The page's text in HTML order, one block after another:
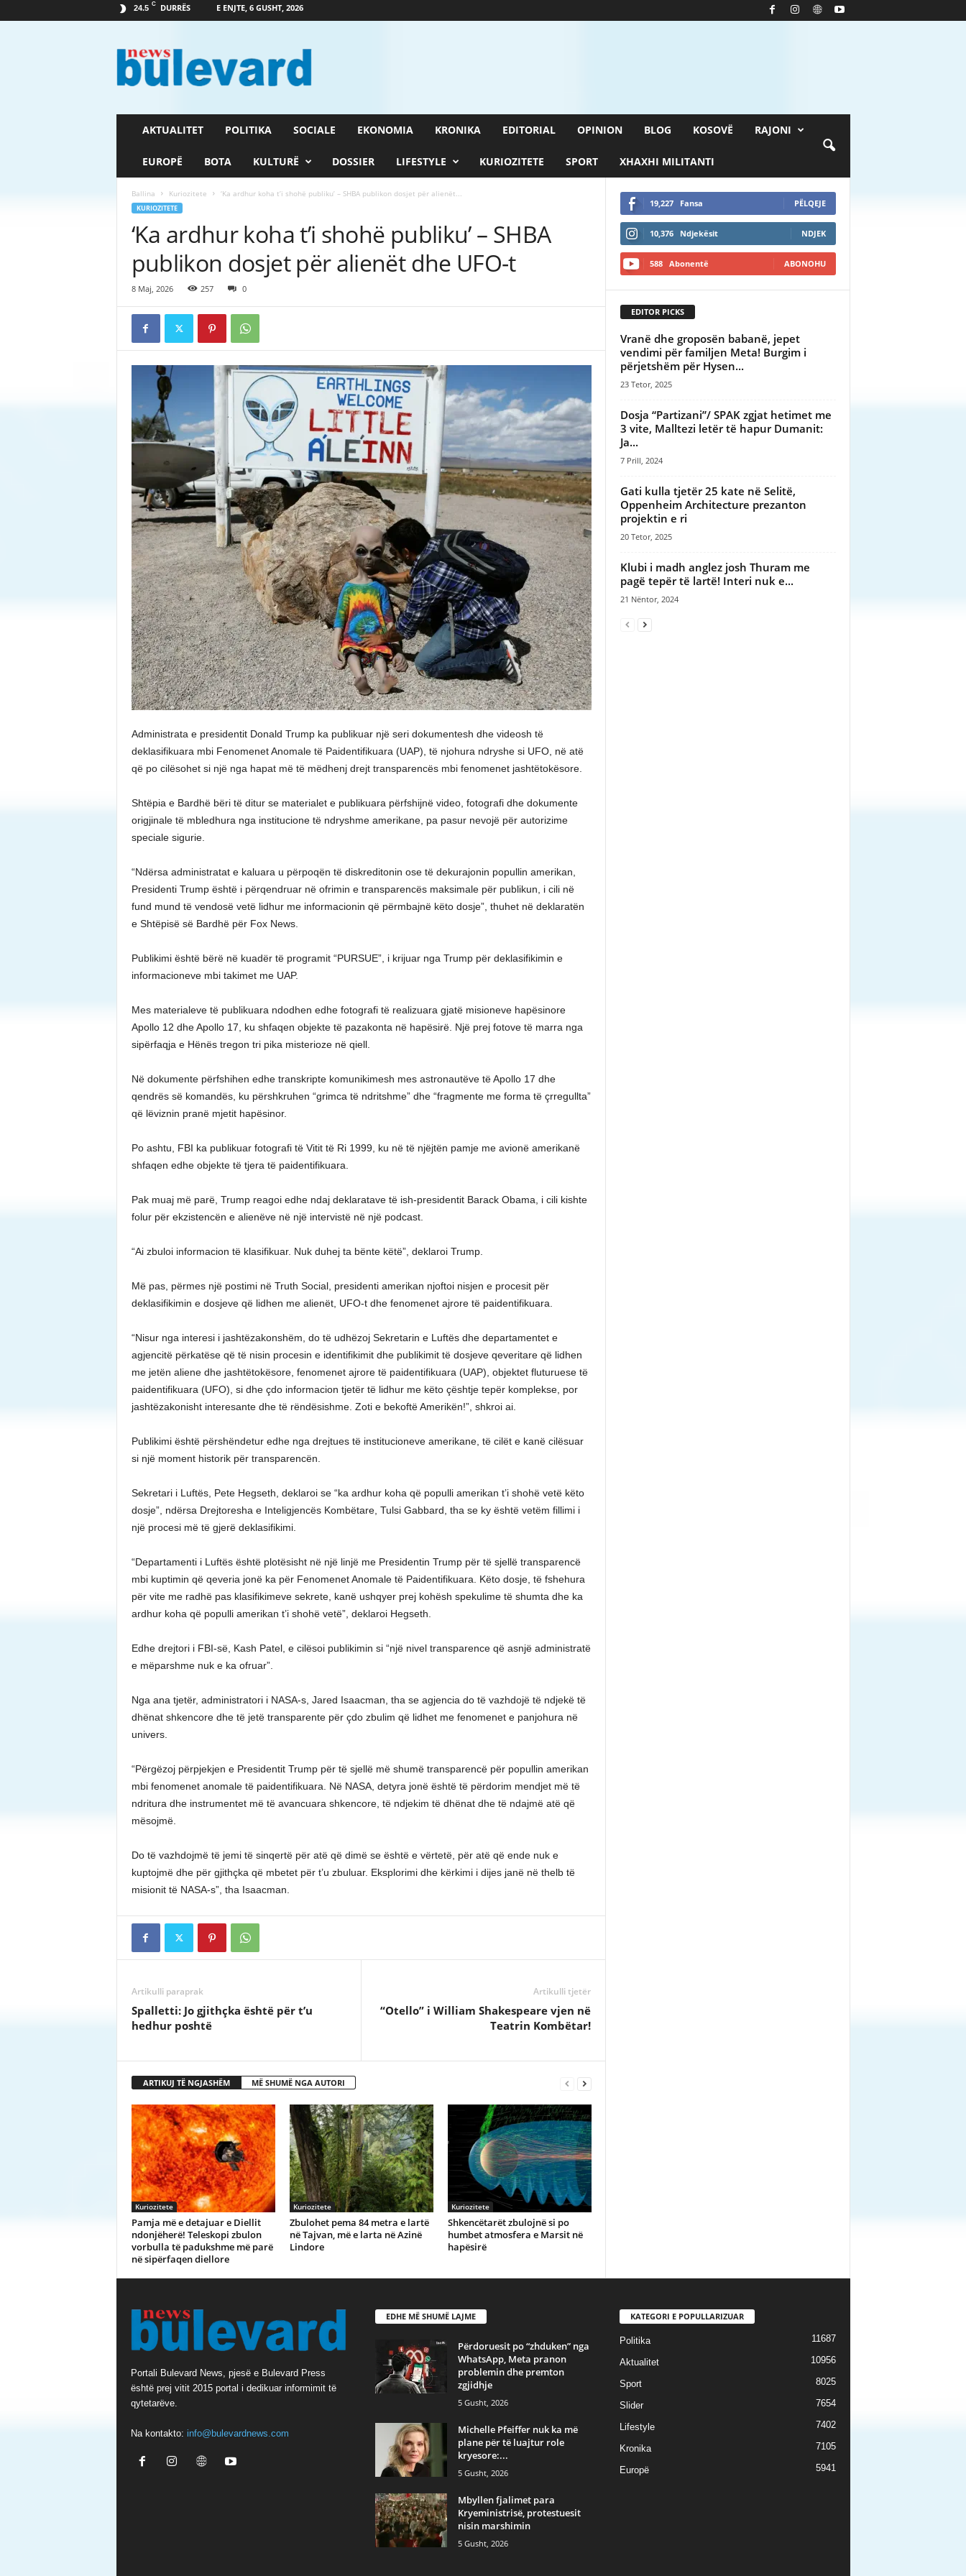
24.5 C DURRËS E ENJTE, 6 GUSHT, 2026
a
AKTUALITET POLITIKA SOCIALE EKONOMIA KRONIKA EDITORIAL OPINION BLOG KOSOVË RAJONI
EUROPË BOTA KULTURË DOSSIER LIFESTYLE KURIOZITETE SPORT XHAXHI MILITANTI
Ballina Kuriozitete ‘Ka ardhur koha t’i shohë publiku’ – SHBA publikon dosjet për alienët...
KURIOZITETE
‘Ka ardhur koha t’i shohë publiku’ – SHBA
publikon dosjet për alienët dhe UFO-t
8 Maj, 2026 257 0
Administrata e presidentit Donald Trump ka publikuar një seri dokumentesh dhe videosh të
deklasifikuara mbi Fenomenet Anomale të Paidentifikuara (UAP), të njohura ndryshe si UFO, në atë
që po cilësohet si një nga hapat më të mëdhenj drejt transparencës mbi fenomenet jashtëtokësore.
Shtëpia e Bardhë bëri të ditur se materialet e publikuara përfshijnë video, fotografi dhe dokumente
origjinale të mbledhura nga institucione të ndryshme amerikane, pa pasur nevojë për autorizime
speciale sigurie.
“Ndërsa administratat e kaluara u përpoqën të diskreditonin ose të dekurajonin popullin amerikan,
Presidenti Trump është i përqendruar në ofrimin e transparencës maksimale për publikun, i cili në
fund mund të vendosë vetë lidhur me informacionin që përmbajnë këto dosje”, thuhet në deklaratën
e Shtëpisë së Bardhë për Fox News.
Publikimi është bërë në kuadër të programit “PURSUE”, i krijuar nga Trump për deklasifikimin e
informacioneve mbi takimet me UAP.
Mes materialeve të publikuara ndodhen edhe fotografi të realizuara gjatë misioneve hapësinore
Apollo 12 dhe Apollo 17, ku shfaqen objekte të pazakonta në hapësirë. Një prej fotove të marra nga
sipërfaqja e Hënës tregon tri pika misterioze në qiell.
Në dokumente përfshihen edhe transkripte komunikimesh mes astronautëve të Apollo 17 dhe
qendrës së komandës, ku përshkruhen “grimca të ndritshme” dhe “fragmente me forma të çrregullta”
që lëviznin pranë mjetit hapësinor.
Po ashtu, FBI ka publikuar fotografi të Vitit të Ri 1999, ku në të njëjtën pamje me avionë amerikanë
shfaqen edhe objekte të tjera të paidentifikuara.
Pak muaj më parë, Trump reagoi edhe ndaj deklaratave të ish-presidentit Barack Obama, i cili kishte
folur për ekzistencën e alienëve në një intervistë në një podcast.
“Ai zbuloi informacion të klasifikuar. Nuk duhej ta bënte këtë”, deklaroi Trump.
Më pas, përmes një postimi në Truth Social, presidenti amerikan njoftoi nisjen e procesit për
deklasifikimin e dosjeve që lidhen me alienët, UFO-t dhe fenomenet ajrore të paidentifikuara.
“Nisur nga interesi i jashtëzakonshëm, do të udhëzoj Sekretarin e Luftës dhe departamentet e
agjencitë përkatëse që të nisin procesin e identifikimit dhe publikimit të dosjeve qeveritare që lidhen
me jetën aliene dhe jashtëtokësore, fenomenet ajrore të paidentifikuara (UAP), objektet fluturuese të
paidentifikuara (UFO), si dhe çdo informacion tjetër të lidhur me këto çështje tepër komplekse, por
jashtëzakonisht interesante dhe të rëndësishme. Zoti e bekoftë Amerikën!”, shkroi ai.
Publikimi është përshëndetur edhe nga drejtues të institucioneve amerikane, të cilët e kanë cilësuar
si një moment historik për transparencën.
Sekretari i Luftës, Pete Hegseth, deklaroi se “ka ardhur koha që populli amerikan t’i shohë vetë këto
dosje”, ndërsa Drejtoresha e Inteligjencës Kombëtare, Tulsi Gabbard, tha se ky është vetëm fillimi i
një procesi më të gjerë deklasifikimi.
“Departamenti i Luftës është plotësisht në një linjë me Presidentin Trump për të sjellë transparencë
mbi kuptimin që qeveria jonë ka për Fenomenet Anomale të Paidentifikuara. Këto dosje, të fshehura
për vite me radhë pas klasifikimeve sekrete, kanë ushqyer prej kohësh spekulime të shumta dhe ka
ardhur koha që populli amerikan t’i shohë vetë”, deklaroi Hegseth.
Edhe drejtori i FBI-së, Kash Patel, e cilësoi publikimin si “një nivel transparence që asnjë administratë
e mëparshme nuk e ka ofruar”.
Nga ana tjetër, administratori i NASA-s, Jared Isaacman, tha se agjencia do të vazhdojë të ndjekë të
dhënat shkencore dhe të jetë transparente për çdo zbulim që lidhet me fenomenet e panjohura në
univers.
“Përgëzoj përpjekjen e Presidentit Trump për të sjellë më shumë transparencë për popullin amerikan
mbi fenomenet anomale të paidentifikuara. Në NASA, detyra jonë është të përdorim mendjet më të
ndritura dhe instrumentet më të avancuara shkencore, të ndjekim të dhënat dhe të ndajmë atë që
mësojmë.
Do të vazhdojmë të jemi të sinqertë për atë që dimë se është e vërtetë, për atë që ende nuk e
kuptojmë dhe për gjithçka që mbetet për t’u zbuluar. Eksplorimi dhe kërkimi i dijes janë në thelb të
misionit të NASA-s”, tha Isaacman.
Artikulli paraprak
Spalletti: Jo gjithçka është për t’u
hedhur poshtë
Artikulli tjetër
“Otello” i William Shakespeare vjen në
Teatrin Kombëtar!
ARTIKUJ TË NGJASHËM MË SHUMË NGA AUTORI
Kuriozitete
Pamja më e detajuar e Diellit
ndonjëherë! Teleskopi zbulon
vorbulla të padukshme më parë
në sipërfaqen diellore
Kuriozitete
Zbulohet pema 84 metra e lartë
në Tajvan, më e larta në Azinë
Lindore
Kuriozitete
Shkencëtarët zbulojnë si po
humbet atmosfera e Marsit në
hapësirë
19,227 Fansa PËLQEJE
10,376 Ndjekësit NDJEK
588 Abonentë ABONOHU
EDITOR PICKS
Vranë dhe groposën babanë, jepet
vendimi për familjen Meta! Burgim i
përjetshëm për Hysen...
23 Tetor, 2025
Dosja “Partizani”/ SPAK zgjat hetimet me
3 vite, Malltezi letër të hapur Dumanit:
Ja...
7 Prill, 2024
Gati kulla tjetër 25 kate në Selitë,
Oppenheim Architecture prezanton
projektin e ri
20 Tetor, 2025
Klubi i madh anglez josh Thuram me
pagë tepër të lartë! Interi nuk e...
21 Nëntor, 2024
Portali Bulevard News, pjesë e Bulevard Press
është prej vitit 2015 portal i dedikuar informimit të
qytetarëve.
Na kontakto: info@bulevardnews.com
EDHE MË SHUMË LAJME
Përdoruesit po “zhduken” nga
WhatsApp, Meta pranon
problemin dhe premton
zgjidhje
5 Gusht, 2026
Michelle Pfeiffer nuk ka më
plane për të luajtur role
kryesore:...
5 Gusht, 2026
Mbyllen fjalimet para
Kryeministrisë, protestuesit
nisin marshimin
5 Gusht, 2026
KATEGORI E POPULLARIZUAR
Politika 11687
Aktualitet 10956
Sport 8025
Slider 7654
Lifestyle 7402
Kronika 7105
Europë 5941